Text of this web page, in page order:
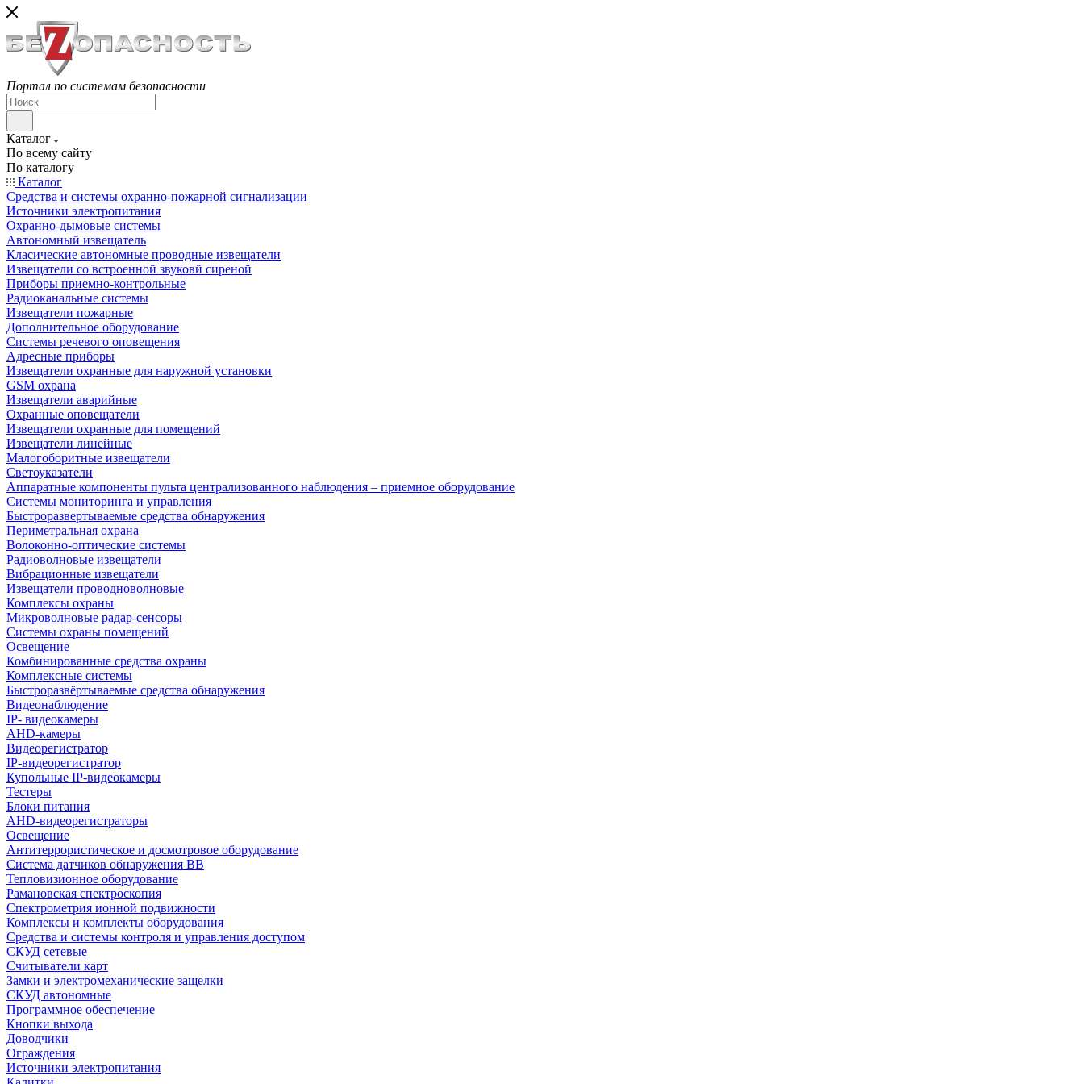
Портал по системам безопасности
Каталог
По всему сайту
По каталогу
Каталог
Средства и системы охранно-пожарной сигнализации
Источники электропитания
Охранно-дымовые системы
Автономный извещатель
Класические автономные проводные извещатели
Извещатели со встроенной звуковй сиреной
Приборы приемно-контрольные
Радиоканальные системы
Извещатели пожарные
Дополнительное оборудование
Системы речевого оповещения
Адресные приборы
Извещатели охранные для наружной установки
GSM охрана
Извещатели аварийные
Охранные оповещатели
Извещатели охранные для помещений
Извещатели линейные
Малогоборитные извещатели
Светоуказатели
Аппаратные компоненты пульта централизованного наблюдения – приемное оборудование
Системы мониторинга и управления
Быстроразвертываемые средства обнаружения
Периметральная охрана
Волоконно-оптические системы
Радиоволновые извещатели
Вибрационные извещатели
Извещатели проводноволновые
Комплексы охраны
Микроволновые радар-сенсоры
Системы охраны помещений
Освещение
Комбинированные средства охраны
Комплексные системы
Быстроразвёртываемые средства обнаружения
Видеонаблюдение
IP- видеокамеры
AHD-камеры
Видеорегистратор
IP-видеорегистратор
Купольные IP-видеокамеры
Тестеры
Блоки питания
AHD-видеорегистраторы
Освещение
Антитеррористическое и досмотровое оборудование
Cистема датчиков обнаружения ВВ
Тепловизионное оборудование
Рамановская спектроскопия
Спектрометрия ионной подвижности
Комплексы и комплекты оборудования
Средства и системы контроля и управления доступом
СКУД сетевые
Считыватели карт
Замки и электромеханические защелки
СКУД автономные
Программное обеспечение
Кнопки выхода
Доводчики
Ограждения
Источники электропитания